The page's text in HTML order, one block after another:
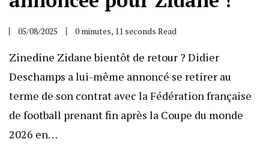
05/08/2025 0 minutes, 11 seconds Read
Zinedine Zidane bientôt de retour ? Didier
Deschamps a lui-même annoncé se retirer au
terme de son contrat avec la Fédération française
de football prenant fin après la Coupe du monde
2026 en…